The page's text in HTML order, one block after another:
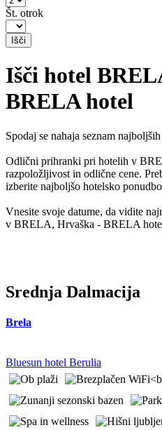
Št. otrok
Išči hotel
BRELA hotel
Spodaj se nahaja seznam
Odlični prihranki pri hotelih v
razpoložljivost in odlične cene.
izberite najboljšo hotelsko
Vnesite svoje datume, da vidite
v BRELA, Hrvaška - BRELA
Srednja Dalmacija
Brela
Bluesun hotel Berulia